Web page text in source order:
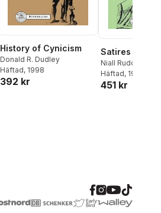
History of Cynicism
Donald R. Dudley
Häftad, 1998
392 kr
Satires of
Niall Rudd
Häftad, 1994
451 kr